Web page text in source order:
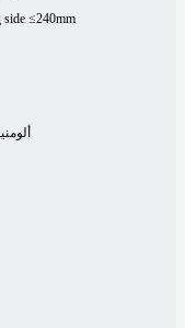
side ≤240mm